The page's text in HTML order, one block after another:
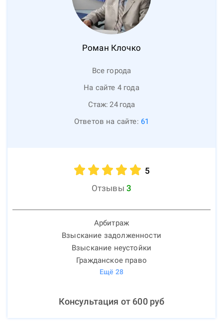
Роман Клочко
Все города
На сайте 4 года
Стаж: 24 года
Ответов на сайте: 61
5
Отзывы 3
Арбитраж
Взыскание задолженности
Взыскание неустойки
Гражданское право
Ещё 28
Консультация от 600руб